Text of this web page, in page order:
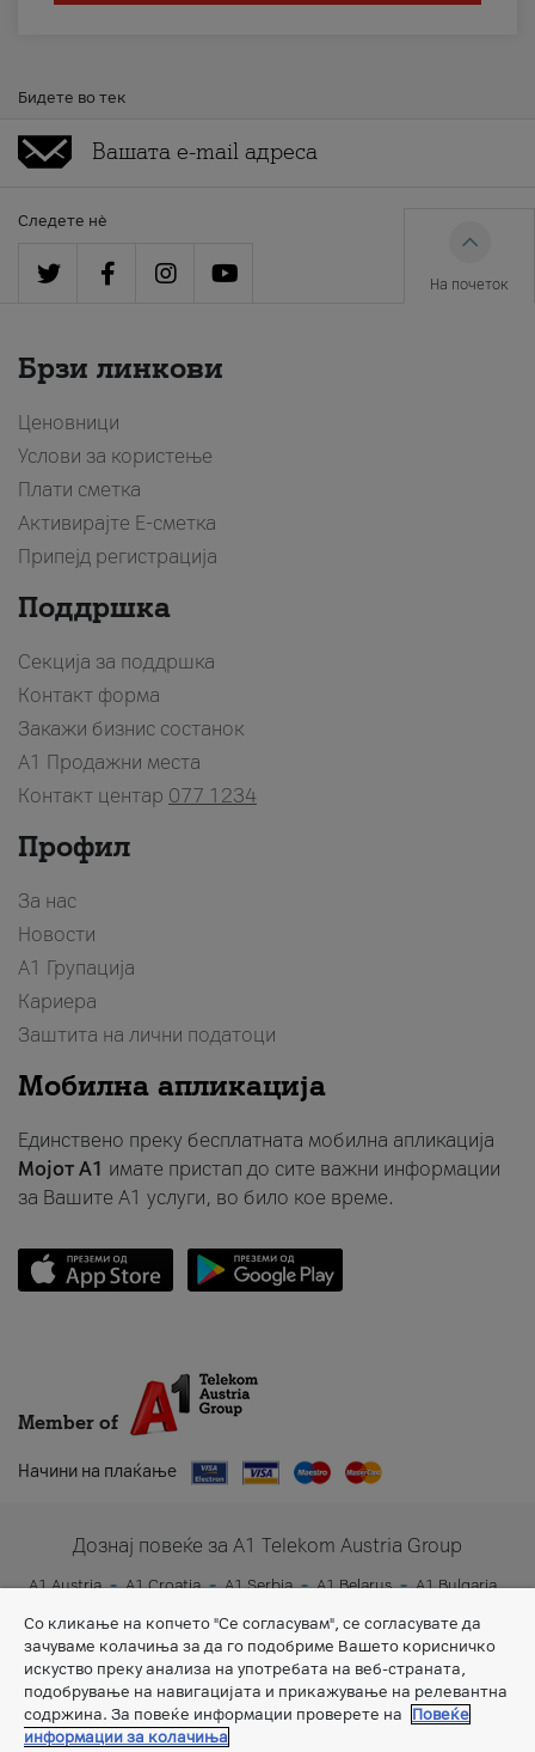
Бидете во тек
Следете нè
На почеток
Брзи линкови
Ценовници
Услови за користење
Плати сметка
Активирајте Е-сметка
Припејд регистрација
Поддршка
Секција за поддршка
Контакт форма
Закажи бизнис состанок
A1 Продажни места
Контакт центар 077 1234
Профил
За нас
Новости
А1 Групација
Кариера
Заштита на лични податоци
Мобилна апликација
Единствено преку бесплатната мобилна апликација
Мојот A1 имате пристап до сите важни информации
за Вашите A1 услуги, во било кое време.
Member of
Начини на плаќање
Дознај повеќе за A1 Telekom Austria Group
A1 Austria A1 Croatia A1 Serbia A1 Belarus
A1 Bulgaria
A1 Slovenia
A1 Digital
Со кликање на копчето "Се согласувам", се согласувате да
зачуваме колачиња за да го подобриме Вашето корисничко
искуство преку анализа на употребата на веб-страната,
подобрување на навигацијата и прикажување на релевантна
содржина. За повеќе информации проверете на
Повеќе
информации за колачиња